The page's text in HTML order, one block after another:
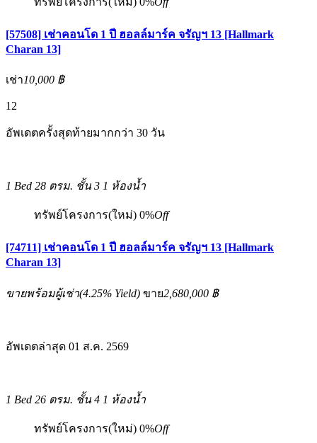
[57508] เช่าคอนโด 1 ปี ฮอลล์มาร์ค จรัญฯ 13 [Hallmark
Charan 13]
เช่า10,000 ฿
12
อัพเดตครั้งสุดท้ายมากกว่า 30 วัน
1 Bed 28 ตรม. ชั้น 3 1 ห้องน้ำ
ทรัพย์โครงการ(ใหม่) 0%Off
[74711] เช่าคอนโด 1 ปี ฮอลล์มาร์ค จรัญฯ 13 [Hallmark
Charan 13]
ขายพร้อมผู้เช่า(4.25% Yield) ขาย2,680,000 ฿
อัพเดตล่าสุด 01 ส.ค. 2569
1 Bed 26 ตรม. ชั้น 4 1 ห้องน้ำ
ทรัพย์โครงการ(ใหม่) 0%Off